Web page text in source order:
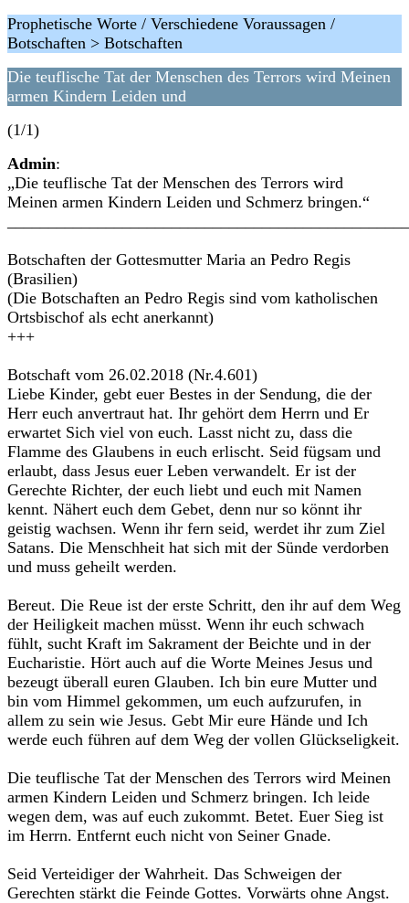
Prophetische Worte / Verschiedene Voraussagen /
Botschaften > Botschaften
Die teuflische Tat der Menschen des Terrors wird Meinen
armen Kindern Leiden und
(1/1)
Admin:
„Die teuflische Tat der Menschen des Terrors wird
Meinen armen Kindern Leiden und Schmerz bringen.“
Botschaften der Gottesmutter Maria an Pedro Regis
(Brasilien)
(Die Botschaften an Pedro Regis sind vom katholischen
Ortsbischof als echt anerkannt)
+++
Botschaft vom 26.02.2018 (Nr.4.601)
Liebe Kinder, gebt euer Bestes in der Sendung, die der
Herr euch anvertraut hat. Ihr gehört dem Herrn und Er
erwartet Sich viel von euch. Lasst nicht zu, dass die
Flamme des Glaubens in euch erlischt. Seid fügsam und
erlaubt, dass Jesus euer Leben verwandelt. Er ist der
Gerechte Richter, der euch liebt und euch mit Namen
kennt. Nähert euch dem Gebet, denn nur so könnt ihr
geistig wachsen. Wenn ihr fern seid, werdet ihr zum Ziel
Satans. Die Menschheit hat sich mit der Sünde verdorben
und muss geheilt werden.
Bereut. Die Reue ist der erste Schritt, den ihr auf dem Weg
der Heiligkeit machen müsst. Wenn ihr euch schwach
fühlt, sucht Kraft im Sakrament der Beichte und in der
Eucharistie. Hört auch auf die Worte Meines Jesus und
bezeugt überall euren Glauben. Ich bin eure Mutter und
bin vom Himmel gekommen, um euch aufzurufen, in
allem zu sein wie Jesus. Gebt Mir eure Hände und Ich
werde euch führen auf dem Weg der vollen Glückseligkeit.
Die teuflische Tat der Menschen des Terrors wird Meinen
armen Kindern Leiden und Schmerz bringen. Ich leide
wegen dem, was auf euch zukommt. Betet. Euer Sieg ist
im Herrn. Entfernt euch nicht von Seiner Gnade.
Seid Verteidiger der Wahrheit. Das Schweigen der
Gerechten stärkt die Feinde Gottes. Vorwärts ohne Angst.